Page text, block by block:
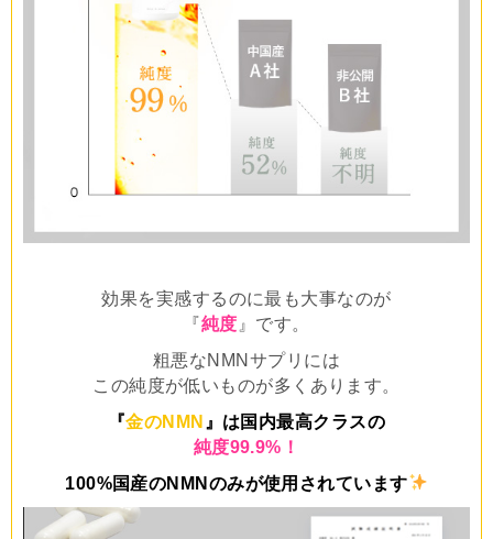
効果を実感するのに最も大事なのが
『純度 』です。
粗悪なNMNサプリには
この純度が低いものが多くあります。
『金のNMN 』は国内最高クラスの
純度99.9%！
100%国産のNMNのみが使用されています